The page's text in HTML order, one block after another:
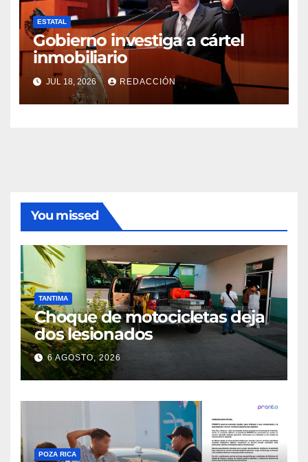
ESTATAL
Gobierno investiga a cártel
inmobiliario
JUL 18, 2026 REDACCIÓN
You missed
TANTIMA
Choque de motocicletas deja
dos lesionados
6 AGOSTO, 2026
POZA RICA